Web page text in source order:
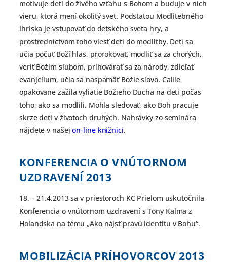
motivuje deti do živého vzťahu s Bohom a buduje v nich
vieru, ktorá mení okolitý svet. Podstatou Modlitebného
ihriska je vstupovať do detského sveta hry, a
prostredníctvom toho viesť deti do modlitby. Deti sa
učia počuť Boží hlas, prorokovať, modliť sa za chorých,
veriť Božím sľubom, prihovárať sa za národy, zdieľať
evanjelium, učia sa naspamäť Božie slovo. Callie
opakovane zažila vyliatie Božieho Ducha na deti počas
toho, ako sa modlili. Mohla sledovať, ako Boh pracuje
skrze deti v životoch druhých. Nahrávky zo seminára
nájdete v našejon-line knižnici.
KONFERENCIA O VNÚTORNOM
UZDRAVENÍ 2013
18. – 21.4.2013 sa v priestoroch KC Prielom uskutočnila
Konferencia o vnútornom uzdravení s Tony Kalma z
Holandska na tému „Ako nájsť pravú identitu v Bohu“.
MOBILIZÁCIA PRÍHOVORCOV 2013